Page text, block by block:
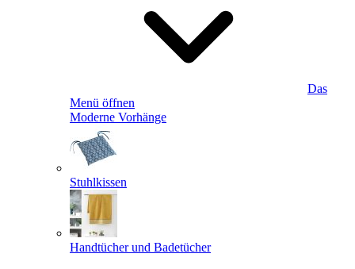
Das
Menü öffnen
Moderne Vorhänge
Stuhlkissen
Handtücher und Badetücher